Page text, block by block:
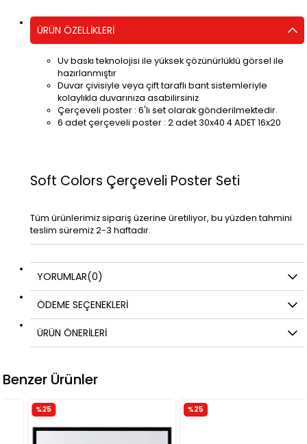
ÜRÜN ÖZELLIKLERI
Uv baskı teknolojisi ile yüksek çözünürlüklü görsel ile
hazırlanmıştır
Duvar çivisiyle veya çift taraflı bant sistemleriyle
kolaylıkla duvarınıza asabilirsiniz
Çerçeveli poster : 6'lı set olarak gönderilmektedir.
6 adet çerçeveli poster : 2 adet 30x40 4 ADET 16x20
Soft Colors Çerçeveli Poster Seti
Tüm ürünlerimiz sipariş üzerine üretiliyor, bu yüzden tahmini
teslim süremiz 2-3 haftadır.
YORUMLAR(0)
ÖDEME SEÇENEKLERI
ÜRÜN ÖNERILERI
Benzer Ürünler